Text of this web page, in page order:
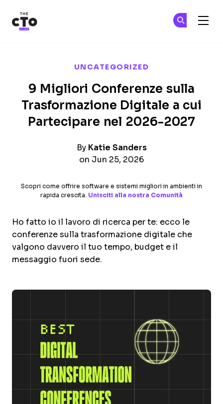
UNCATEGORIZED
9 Migliori Conferenze sulla
Trasformazione Digitale a cui
Partecipare nel 2026-2027
By Katie Sanders
on Jun 25, 2026
Scopri come offrire software e sistemi migliori in ambienti in
rapida crescita. Unisciti alla nostra Comunità
Ho fatto io il lavoro di ricerca per te: ecco le
conferenze sulla trasformazione digitale che
valgono davvero il tuo tempo, budget e il
messaggio fuori sede.